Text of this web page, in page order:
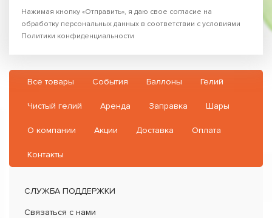
Нажимая кнопку «Отправить», я даю свое согласие на
обработку персональных данных в соответствии с условиями
Политики конфиденциальности
Все товары События Баллоны Гелий
Чистый гелий Аренда Заправка Шары
О компании Акции Доставка Оплата
Контакты
СЛУЖБА ПОДДЕРЖКИ
Связаться с нами